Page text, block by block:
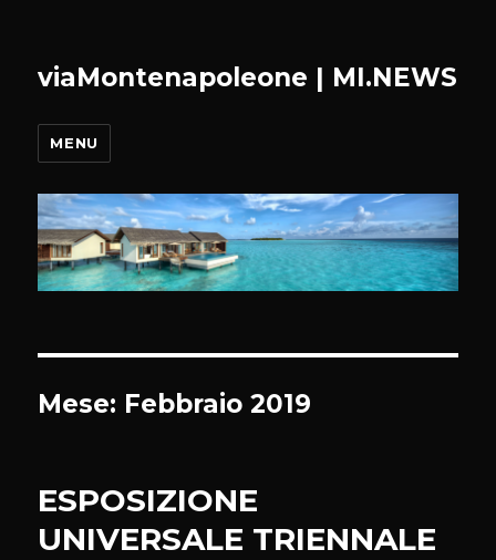
viaMontenapoleone | MI.NEWS
MENU
Mese: Febbraio 2019
ESPOSIZIONE
UNIVERSALE TRIENNALE